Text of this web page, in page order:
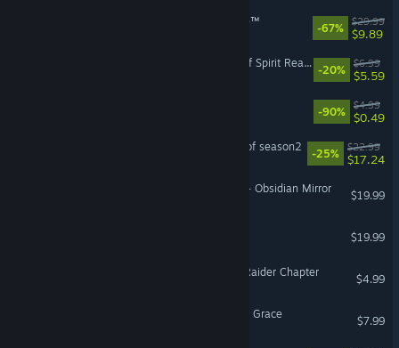
The Casting of Frank Stone™
-67%
$29.99
$9.89
Gunfire Reborn - Visitors of Spirit Realm
-20%
$6.99
$5.59
-90%
$4.99
$0.49
Five Hearts Under One Roof season2
-25%
$22.99
$17.24
Age of Mythology: Retold - Obsidian Mirror
$19.99
$19.99
Dead by Daylight - Tomb Raider Chapter
$4.99
Dead by Daylight - Sinister Grace
$7.99